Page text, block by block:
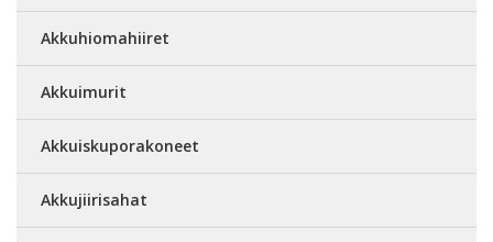
Akkuhiomahiiret
Akkuimurit
Akkuiskuporakoneet
Akkujiirisahat